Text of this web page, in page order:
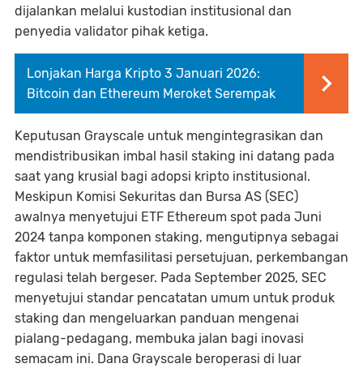
dijalankan melalui kustodian institusional dan
penyedia validator pihak ketiga.
Lonjakan Harga Kripto 3 Januari 2026:
Bitcoin dan Ethereum Meroket Serempak
Keputusan Grayscale untuk mengintegrasikan dan
mendistribusikan imbal hasil staking ini datang pada
saat yang krusial bagi adopsi kripto institusional.
Meskipun Komisi Sekuritas dan Bursa AS (SEC)
awalnya menyetujui ETF Ethereum spot pada Juni
2024 tanpa komponen staking, mengutipnya sebagai
faktor untuk memfasilitasi persetujuan, perkembangan
regulasi telah bergeser. Pada September 2025, SEC
menyetujui standar pencatatan umum untuk produk
staking dan mengeluarkan panduan mengenai
pialang-pedagang, membuka jalan bagi inovasi
semacam ini. Dana Grayscale beroperasi di luar